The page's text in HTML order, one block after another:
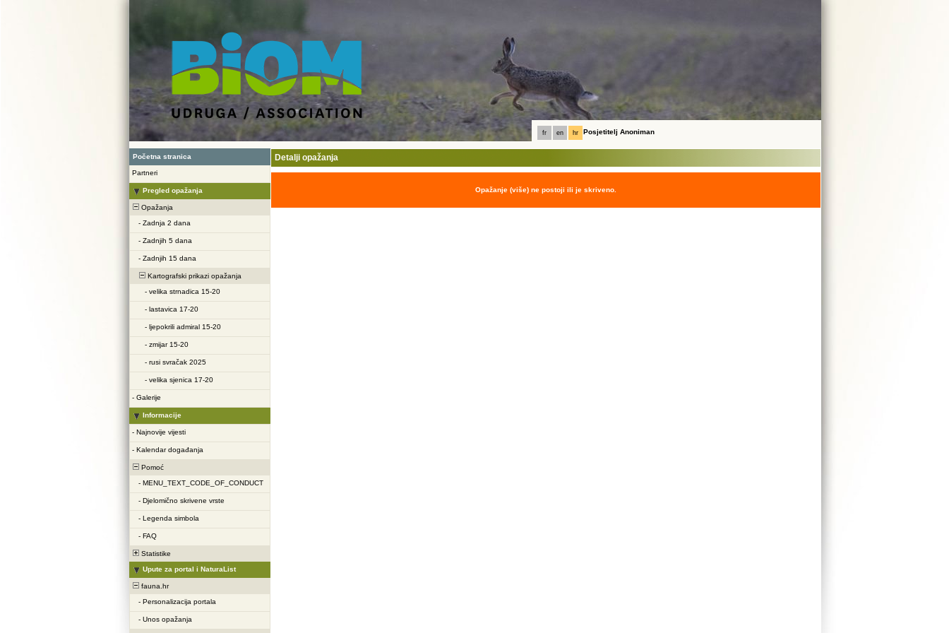
fr en hr Posjetitelj Anoniman
Početna stranica
Partneri
Pregled opažanja
Opažanja
- Zadnja 2 dana
- Zadnjih 5 dana
- Zadnjih 15 dana
Kartografski prikazi opažanja
- velika strnadica 15-20
- lastavica 17-20
- ljepokrili admiral 15-20
- zmijar 15-20
- rusi svračak 2025
- velika sjenica 17-20
- Galerije
Informacije
- Najnovije vijesti
- Kalendar događanja
Pomoć
- MENU_TEXT_CODE_OF_CONDUCT
- Djelomično skrivene vrste
- Legenda simbola
- FAQ
Statistike
Upute za portal i NaturaList
fauna.hr
- Personalizacija portala
- Unos opažanja
Detalji opažanja
Opažanje (više) ne postoji ili je skriveno.